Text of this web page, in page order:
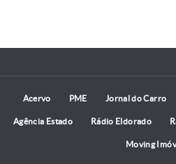
Acervo PME Jornal do Carro
Agência Estado Rádio Eldorado
Moving